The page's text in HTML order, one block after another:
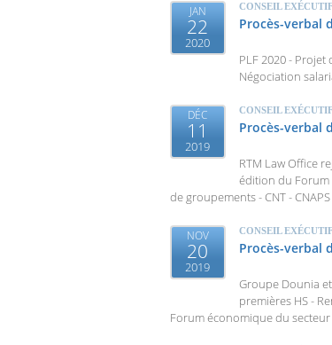
JAN
22
2020
CONSEIL EXÉCUTIF
Procès-verbal
PLF 2020 -
Négociation
DÉC
11
2019
CONSEIL EXÉCUTIF
Procès-verbal
RTM Law Office
édition du Forum
de groupements - CNT - CNAPS
NOV
20
2019
CONSEIL EXÉCUTIF
Procès-verbal
Groupe Dounia
premières HS -
Forum économique du secteur